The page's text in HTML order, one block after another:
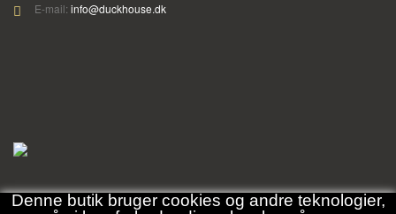
E-mail: info@duckhouse.dk
Denne butik bruger cookies og andre teknologier,